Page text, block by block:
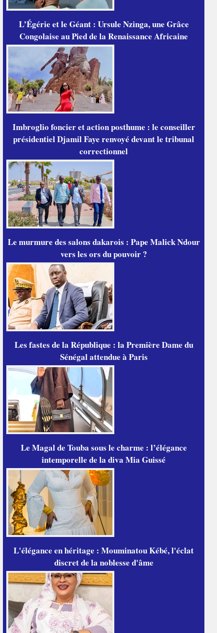
L’Égérie et le Géant : Ursule Nzinga, une Grâce
Congolaise au Pied de la Renaissance Africaine
Imbroglio foncier et action posthume : le conseiller
présidentiel Djamil Faye renvoyé devant le tribunal
correctionnel
Le murmure des salons dakarois : Pape Malick Ndour
vers les ors du pouvoir ?
Les fastes de la République : la Première Dame du
Sénégal attendue à Paris
Le Magal de Touba sous le charme : l’élégance
intemporelle de la diva Mia Guissé
L'élégance en héritage : Mouminatou Kébé, l'éclat
discret de la noblesse d'âme